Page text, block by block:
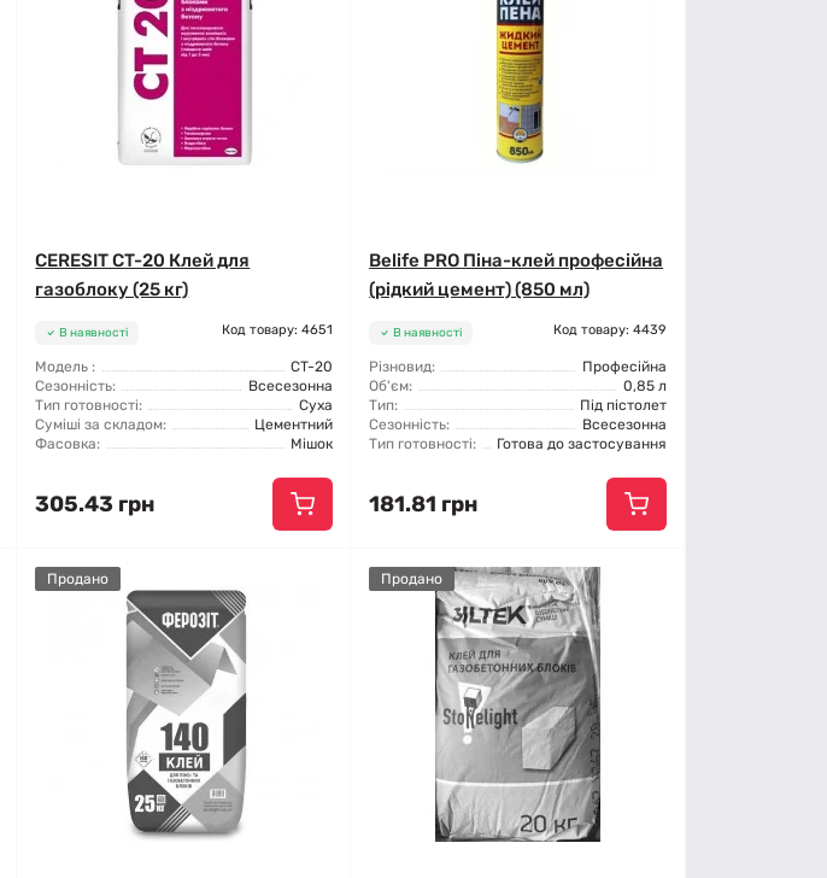
CERESIT CT-20 Клей для
газоблоку (25 кг)
В наявності Код товару: 4651
Модель :
CT-20
Сезонність:
Всесезонна
Тип готовності:
Суха
Суміші за складом:
Цементний
Фасовка:
Мішок
305.43 грн
Belife PRO Піна-клей професійна
(рідкий цемент) (850 мл)
В наявності Код товару: 4439
Різновид:
Професійна
Об'єм:
0,85 л
Тип:
Під пістолет
Сезонність:
Всесезонна
Тип готовності:
Готова до застосування
181.81 грн
Продано Продано